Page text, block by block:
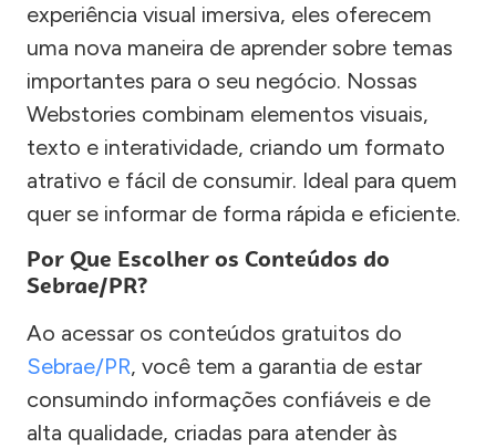
experiência visual imersiva, eles oferecem
uma nova maneira de aprender sobre temas
importantes para o seu negócio. Nossas
Webstories combinam elementos visuais,
texto e interatividade, criando um formato
atrativo e fácil de consumir. Ideal para quem
quer se informar de forma rápida e eficiente.
Por Que Escolher os Conteúdos do
Sebrae/PR?
Ao acessar os conteúdos gratuitos do
Sebrae/PR, você tem a garantia de estar
consumindo informações confiáveis e de
alta qualidade, criadas para atender às